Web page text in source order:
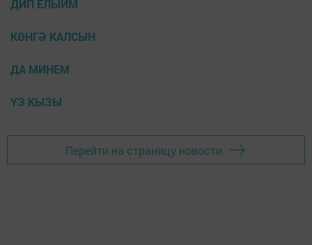
ДИП ЕЛЫЙМ
КӨНГӘ КАЛСЫН
ДА МИНЕМ
ҮЗ КЫЗЫ
Перейти на страницу новости